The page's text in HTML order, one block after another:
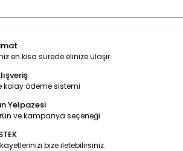
en kısa sürede elinize ulaşır.
kolay ödeme sistemi
Yelpazesi
ve kampanya seçeneği
bize iletebilirsiniz.